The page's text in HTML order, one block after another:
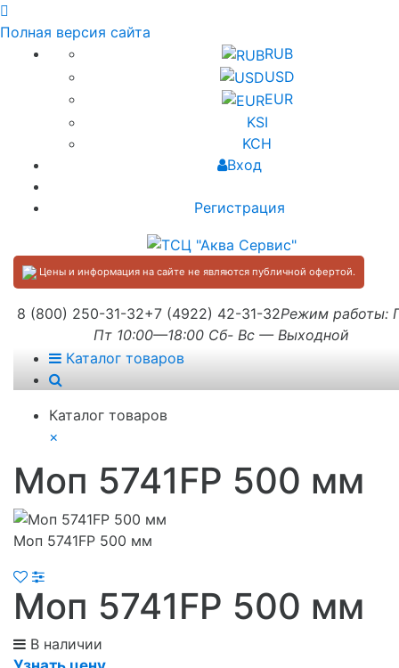
Полная версия сайта
RUB
USD
EUR
KSI
KCH
Вход
Регистрация
Цены и информация на сайте не являются публичной офертой.
8 (800) 250-31-32+7 (4922) 42-31-32Режим работы:
Пт 10:00—18:00 Сб- Вс — Выходной
Каталог товаров
Каталог товаров
×
Моп 5741FP 500 мм
Моп 5741FP 500 мм
Моп 5741FP 500 мм
В наличии